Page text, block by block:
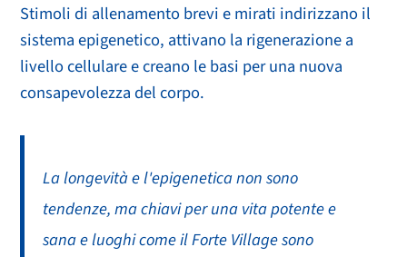
Stimoli di allenamento brevi e mirati indirizzano il
sistema epigenetico, attivano la rigenerazione a
livello cellulare e creano le basi per una nuova
consapevolezza del corpo.
La longevità e l'epigenetica non sono
tendenze, ma chiavi per una vita potente e
sana e luoghi come il Forte Village sono